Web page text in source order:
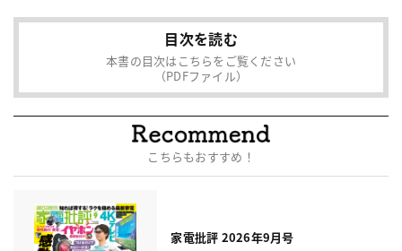
目次を読む
本書の目次はこちらをご覧ください
（PDFファイル）
こちらもおすすめ！
家電批評 2026年9月号